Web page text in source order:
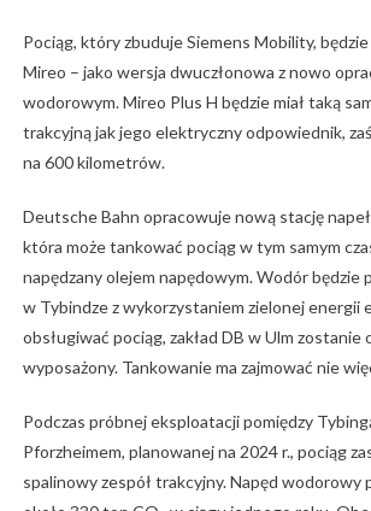
Pociąg, który zbuduje Siemens Mobility,
Mireo – jako wersja dwuczłonowa z nowo
wodorowym. Mireo Plus H będzie miał taką
trakcyjną jak jego elektryczny odpowiednik,
na 600 kilometrów.
Deutsche Bahn opracowuje nową stację
która może tankować pociąg w tym samym
napędzany olejem napędowym. Wodór będzie
w Tybindze z wykorzystaniem zielonej energii
obsługiwać pociąg, zakład DB w Ulm zostanie
wyposażony. Tankowanie ma zajmować nie
Podczas próbnej eksploatacji pomiędzy
Pforzheimem, planowanej na 2024 r., pociąg
spalinowy zespół trakcyjny. Napęd wodorowy